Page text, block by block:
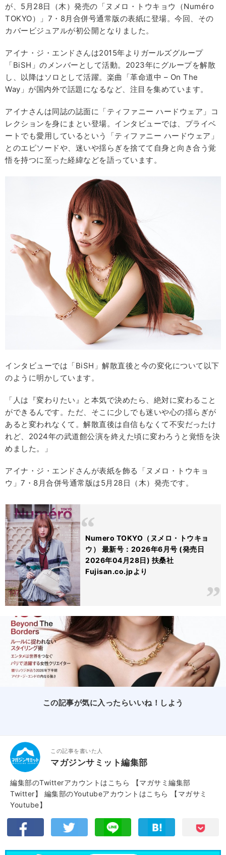
が、5月28日（木）発売の「ヌメロ・トウキョウ（Numéro
TOKYO）」7・8月合併号通常版の表紙に登場。今回、その
カバービジュアルが初公開となりました。
アイナ・ジ・エンドさんは2015年よりガールズグループ
「BiSH」のメンバーとして活動。2023年にグループを解散
し、以降はソロとして活躍。楽曲「革命道中 – On The
Way」が国内外で話題になるなど、注目を集めています。
アイナさんは同誌の誌面に「ティファニー ハードウェア」コ
レクションを身にまとい登場。インタビューでは、プライベ
ートでも愛用しているという「ティファニー ハードウェア」
とのエピソードや、迷いや揺らぎを捨てて自身と向き合う覚
悟を持つに至った経緯などを語っています。
インタビューでは「BiSH」解散直後と今の変化について以下
のように明かしています。
「人は『変わりたい』と本気で決めたら、絶対に変わること
ができるんです。ただ、そこに少しでも迷いや心の揺らぎが
あると変われなくて。解散直後は自信もなくて不安だったけ
れど、2024年の武道館公演を終えた頃に変わろうと覚悟を決
めました。」
アイナ・ジ・エンドさんが表紙を飾る「ヌメロ・トウキョ
ウ」7・8月合併号通常版は5月28日（木）発売です。
Numero TOKYO（ヌメロ・トウキョ
ウ） 最新号：2026年6月号 (発売日
2026年04月28日) 扶桑社
Fujisan.co.jpより
この記事が気に入ったらいいね！しよう
この記事を書いた人
マガジンサミット編集部
編集部のTwitterアカウントはこちら
【マガサミ編集部
Twitter】
編集部のYoutubeアカウントはこちら
【マガサミ
Youtube】